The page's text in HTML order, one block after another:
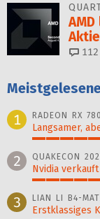
112
1
RADEON RX
Langsamer,
100%
2 QUAKECON
Nvidia verkauft
51%
3 LIAN LI B4-
Erstklassiges